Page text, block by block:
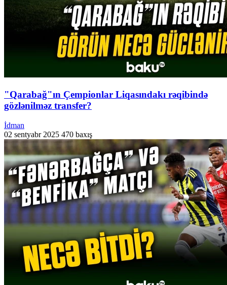
"Qarabağ"ın Çempionlar Liqasındakı rəqibində
gözlənilməz transfer?
İdman
02 sentyabr 2025 470 baxış